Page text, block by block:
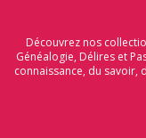
Découvrez nos
Généalogie, Délires et
connaissance, du savoir,